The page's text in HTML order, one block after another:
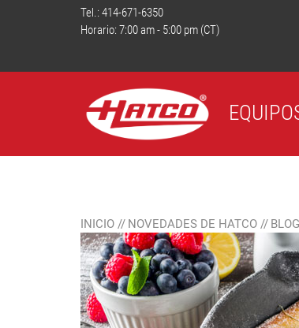
Tel.: 414-671-6350
Horario: 7:00 am - 5:00 pm (CT)
INICIO // NOVEDADES DE HATCO // BLOG